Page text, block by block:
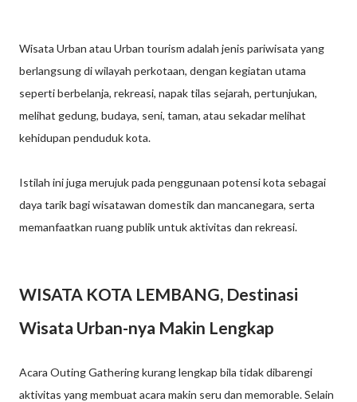
Wisata Urban atau Urban tourism adalah jenis pariwisata yang
berlangsung di wilayah perkotaan, dengan kegiatan utama
seperti berbelanja, rekreasi, napak tilas sejarah, pertunjukan,
melihat gedung, budaya, seni, taman, atau sekadar melihat
kehidupan penduduk kota.
Istilah ini juga merujuk pada penggunaan potensi kota sebagai
daya tarik bagi wisatawan domestik dan mancanegara, serta
memanfaatkan ruang publik untuk aktivitas dan rekreasi.
WISATA KOTA LEMBANG, Destinasi
Wisata Urban-nya Makin Lengkap
Acara Outing Gathering kurang lengkap bila tidak dibarengi
aktivitas yang membuat acara makin seru dan memorable. Selain